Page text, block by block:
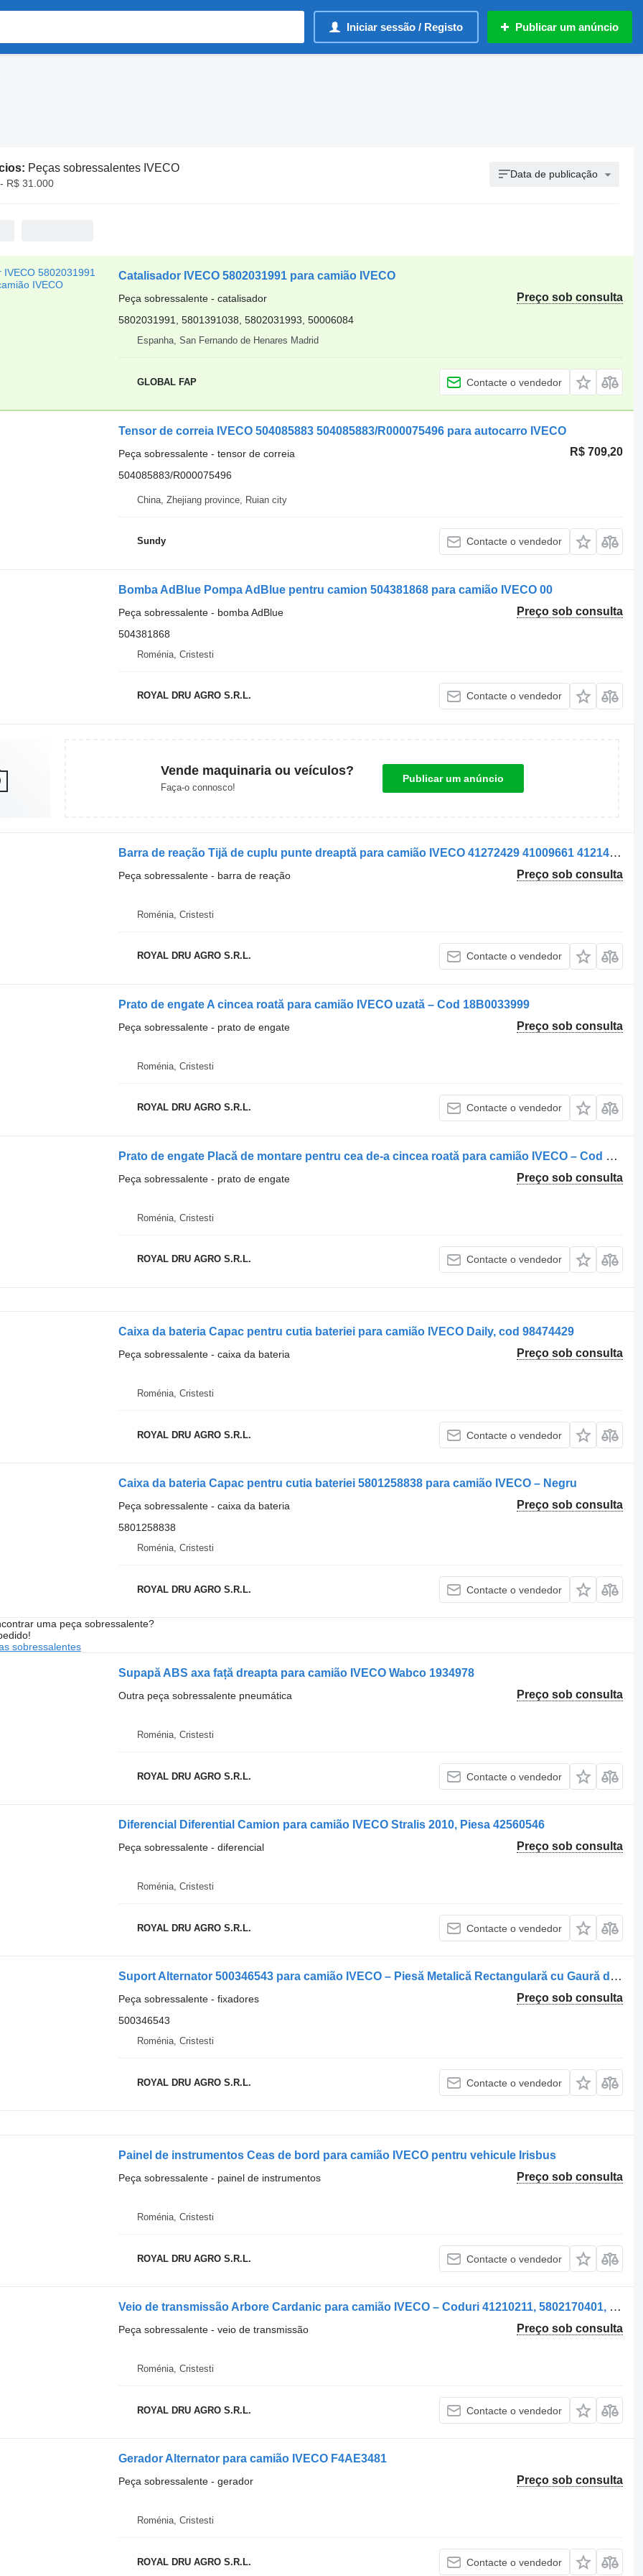
Iniciar sessão / Registo Publicar um anúncio
Peças sobressalentes IVECO
R$ 31.000
Data de publicação
Catalisador IVECO 5802031991 para camião IVECO
Preço sob consulta
Peça sobressalente - catalisador
5802031991, 5801391038, 5802031993, 50006084
Espanha, San Fernando de Henares Madrid
GLOBAL FAP Contacte o vendedor
Tensor de correia IVECO 504085883 504085883/R000075496 para autocarro IVECO
R$ 709,20
Peça sobressalente - tensor de correia
504085883/R000075496
China, Zhejiang province, Ruian city
Sundy Contacte o vendedor
Bomba AdBlue Pompa AdBlue pentru camion 504381868 para camião IVECO 00
Preço sob consulta
Peça sobressalente - bomba AdBlue
504381868
Roménia, Cristesti
ROYAL DRU AGRO S.R.L. Contacte o vendedor
Vende maquinaria ou veículos?
Faça-o connosco!
Publicar um anúncio
Barra de reação Tijă de cuplu punte dreaptă para camião IVECO 41272429 41009661 41214462 41035951
Preço sob consulta
Peça sobressalente - barra de reação
Roménia, Cristesti
ROYAL DRU AGRO S.R.L. Contacte o vendedor
Prato de engate A cincea roată para camião IVECO uzată – Cod 18B0033999
Preço sob consulta
Peça sobressalente - prato de engate
Roménia, Cristesti
ROYAL DRU AGRO S.R.L. Contacte o vendedor
Prato de engate Placă de montare pentru cea de-a cincea roată para camião IVECO – Cod 41020077
Preço sob consulta
Peça sobressalente - prato de engate
Roménia, Cristesti
ROYAL DRU AGRO S.R.L. Contacte o vendedor
Caixa da bateria Capac pentru cutia bateriei para camião IVECO Daily, cod 98474429
Preço sob consulta
Peça sobressalente - caixa da bateria
Roménia, Cristesti
ROYAL DRU AGRO S.R.L. Contacte o vendedor
Caixa da bateria Capac pentru cutia bateriei 5801258838 para camião IVECO – Negru
Preço sob consulta
Peça sobressalente - caixa da bateria
5801258838
Roménia, Cristesti
ROYAL DRU AGRO S.R.L. Contacte o vendedor
uma peça sobressalente?
sobressalentes
Supapă ABS axa față dreapta para camião IVECO Wabco 1934978
Preço sob consulta
Outra peça sobressalente pneumática
Roménia, Cristesti
ROYAL DRU AGRO S.R.L. Contacte o vendedor
Diferencial Diferential Camion para camião IVECO Stralis 2010, Piesa 42560546
Preço sob consulta
Peça sobressalente - diferencial
Roménia, Cristesti
ROYAL DRU AGRO S.R.L. Contacte o vendedor
Suport Alternator 500346543 para camião IVECO – Piesă Metalică Rectangulară cu Gaură de Montare și Fixare
Preço sob consulta
Peça sobressalente - fixadores
500346543
Roménia, Cristesti
ROYAL DRU AGRO S.R.L. Contacte o vendedor
Painel de instrumentos Ceas de bord para camião IVECO pentru vehicule Irisbus
Preço sob consulta
Peça sobressalente - painel de instrumentos
Roménia, Cristesti
ROYAL DRU AGRO S.R.L. Contacte o vendedor
Veio de transmissão Arbore Cardanic para camião IVECO – Coduri 41210211, 5802170401, 41210214
Preço sob consulta
Peça sobressalente - veio de transmissão
Roménia, Cristesti
ROYAL DRU AGRO S.R.L. Contacte o vendedor
Gerador Alternator para camião IVECO F4AE3481
Preço sob consulta
Peça sobressalente - gerador
Roménia, Cristesti
ROYAL DRU AGRO S.R.L. Contacte o vendedor